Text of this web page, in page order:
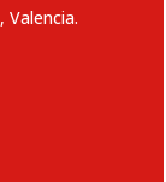
Valencia.